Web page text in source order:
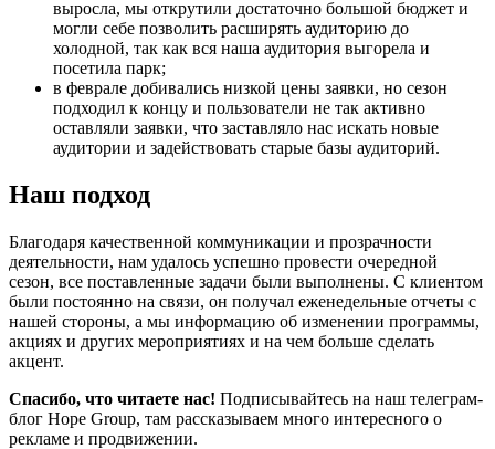
выросла, мы открутили достаточно большой бюджет и
могли себе позволить расширять аудиторию до
холодной, так как вся наша аудитория выгорела и
посетила парк;
в феврале добивались низкой цены заявки, но сезон
подходил к концу и пользователи не так активно
оставляли заявки, что заставляло нас искать новые
аудитории и задействовать старые базы аудиторий.
Наш подход
Благодаря качественной коммуникации и прозрачности
деятельности, нам удалось успешно провести очередной
сезон, все поставленные задачи были выполнены. C клиентом
были постоянно на связи, он получал еженедельные отчеты с
нашей стороны, а мы информацию об изменении программы,
акциях и других мероприятиях и на чем больше сделать
акцент.
Спасибо, что читаете нас! Подписывайтесь на наш телеграм-
блог Hope Group, там рассказываем много интересного о
рекламе и продвижении.